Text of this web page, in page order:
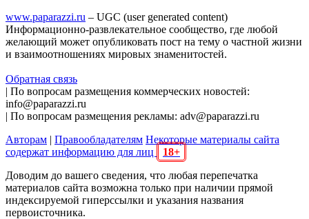
www.paparazzi.ru – UGC (user generated content)
Информационно-развлекательное сообщество, где любой
желающий может опубликовать пост на тему о частной жизни
и взаимоотношениях мировых знаменитостей.
Обратная связь
| По вопросам размещения коммерческих новостей:
info@paparazzi.ru
| По вопросам размещения рекламы: adv@paparazzi.ru
Авторам | Правообладателям Некоторые материалы сайта
содержат информацию для лиц
18+
Доводим до вашего сведения, что любая перепечатка
материалов сайта возможна только при наличии прямой
индексируемой гиперссылки и указания названия
первоисточника.